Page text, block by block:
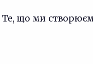
що ми